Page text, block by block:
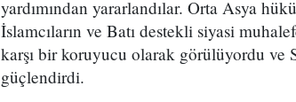
yardımından yararlandılar. Orta Asya
İslamcıların ve Batı destekli siyasi
karşı bir koruyucu olarak görülüyordu ve
güçlendirdi.